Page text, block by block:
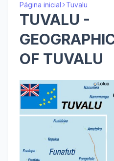
Página inicial Tuvalu
TUVALU -
OF TUVALU